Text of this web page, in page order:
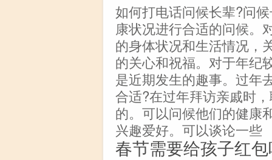
如何打电话问候长辈?问
康状况进行合适的问候。
的身体状况和生活情况，
的关心和祝福。对于年纪
是近期发生的趣事。过年
合适?在过年拜访亲戚时
的。可以问候他们的健康
兴趣爱好。可以谈论一些
春节需要给孩子红